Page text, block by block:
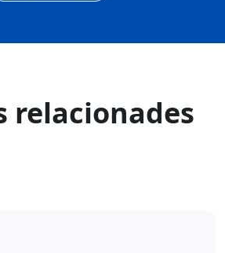
relacionades